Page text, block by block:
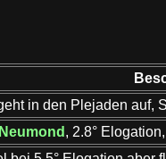
in den Plejaden auf,
, 2.8°